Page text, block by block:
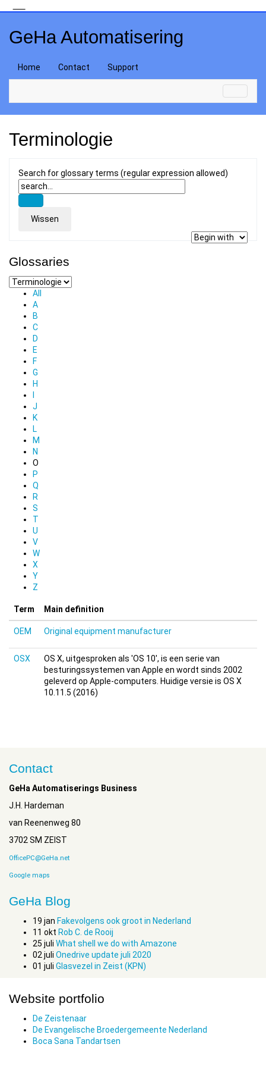
GeHa Automatisering
Home Contact Support
Terminologie
Search for glossary terms (regular expression allowed)
Glossaries
All
A
B
C
D
E
F
G
H
J
K
L
M
N
O
P
Q
R
S
T
U
V
W
X
Y
Z
Term Main definition
OEM Original equipment manufacturer
OSX
OS X, uitgesproken als 'OS 10', is een serie van
besturingssystemen van Apple en wordt sinds 2002
geleverd op Apple-computers. Huidige versie is OS X
10.11.5 (2016)
Contact
GeHa Automatiserings Business
J.H. Hardeman
van Reenenweg 80
3702 SM ZEIST
OfficePC@GeHa.net
Google maps
GeHa Blog
19 jan Fakevolgens ook groot in Nederland
11 okt Rob C. de Rooij
25 juli What shell we do with Amazone
02 juli Onedrive update juli 2020
01 juli Glasvezel in Zeist (KPN)
Website portfolio
De Zeistenaar
De Evangelische Broedergemeente Nederland
Boca Sana Tandartsen